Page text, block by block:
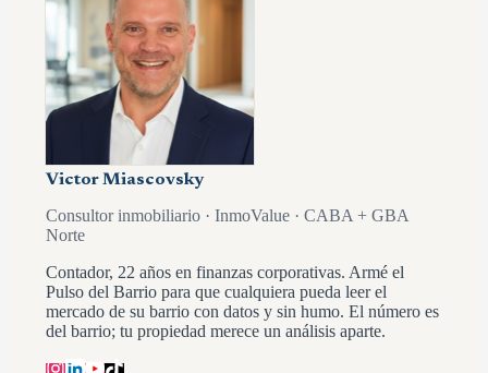
Victor Miascovsky
Consultor inmobiliario · InmoValue · CABA + GBA
Norte
Contador, 22 años en finanzas corporativas. Armé el
Pulso del Barrio para que cualquiera pueda leer el
mercado de su barrio con datos y sin humo. El número es
del barrio; tu propiedad merece un análisis aparte.